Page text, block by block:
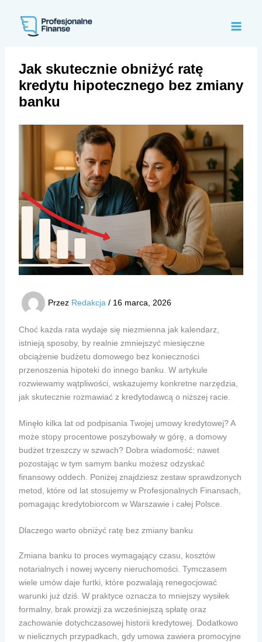
Jak skutecznie obniżyć ratę
kredytu hipotecznego bez zmiany
banku
Przez Redakcja / 16 marca, 2026
Choć każda rata wydaje się niezmienna jak kalendarz,
istnieją sposoby, by realnie zmniejszyć miesięczne
obciążenie budżetu domowego bez konieczności
przenoszenia hipoteki do innego banku. W artykule
rozwiewamy wątpliwości, wskazujemy konkretne narzędzia,
jak skutecznie rozmawiać z kredytodawcą o niższej racie.
Minęło kilka lat od podpisania Twojej umowy kredytowej? A
może stopy procentowe poszybowały w górę, a domowy
budżet trzeszczy w szwach? Dobra wiadomość: nawet
pozostając w tym samym banku możesz odzyskać
finansowy oddech. Poniżej znajdziesz zestaw sprawdzonych
metod, które od lat stosujemy w Profesjonalnych Finansach,
pomagając kredytobiorcom w Warszawie i całej Polsce.
Dlaczego warto obniżyć ratę bez zmiany banku
Zmiana banku to proces wymagający czasu, kosztów
notarialnych i nowej wyceny nieruchomości. Tymczasem
wiele umów daje furtki, które pozwalają renegocjować
warunki już dziś. W praktyce oznacza to mniejszy wysiłek
formalny, brak prowizji za wcześniejszą spłatę oraz
zachowanie dotychczasowej historii kredytowej. Dodatkowo
w nielicznych przypadkach, gdy umowa zawiera promocyjne